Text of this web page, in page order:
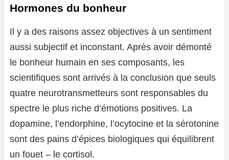
Hormones du bonheur
Il y a des raisons assez objectives à un sentiment
aussi subjectif et inconstant. Après avoir démonté
le bonheur humain en ses composants, les
scientifiques sont arrivés à la conclusion que seuls
quatre neurotransmetteurs sont responsables du
spectre le plus riche d’émotions positives. La
dopamine, l’endorphine, l’ocytocine et la sérotonine
sont des pains d’épices biologiques qui équilibrent
un fouet – le cortisol.